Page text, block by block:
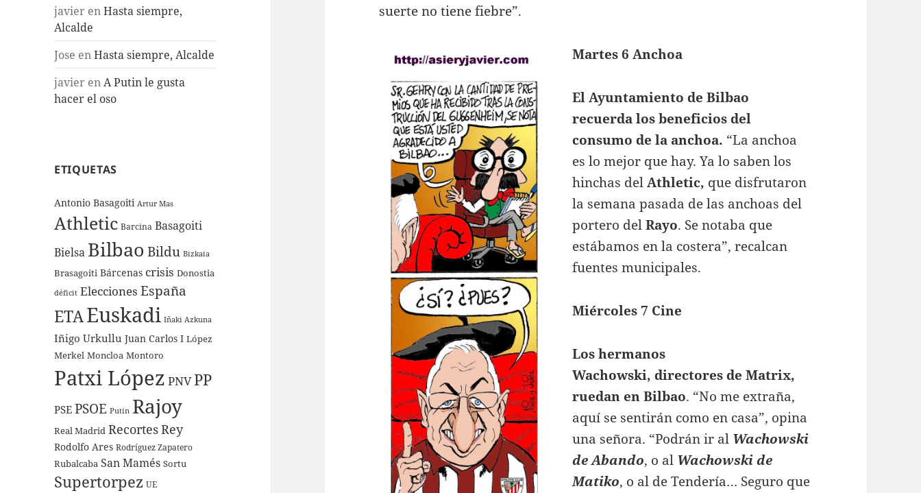
javier enHasta siempre,
Alcalde
Jose enHasta siempre, Alcalde
javier enA Putin le gusta
hacer el oso
ETIQUETAS
Antonio Basagoiti Artur Mas
Athletic Barcina Basagoiti
Bielsa Bilbao Bildu Bizkaia
Brasagoiti Bárcenas crisis Donostia
déficit Elecciones España
ETAEuskadi Iñaki Azkuna
Iñigo Urkullu Juan Carlos I López
Merkel Moncloa Montoro
Patxi López PNVPP
PSE PSOE Putin Rajoy
Real Madrid RecortesRey
Rodolfo Ares Rodríguez Zapatero
Rubalcaba San Mamés Sortu
Supertorpez UE
suerte no tiene fiebre”.
Martes 6 Anchoa
El Ayuntamiento de Bilbao
recuerda los beneficios del
consumo de la anchoa. “La anchoa
es lo mejor que hay. Ya lo saben los
hinchas delAthletic, que disfrutaron
la semana pasada de las anchoas del
portero delRayo. Se notaba que
estábamos en la costera”, recalcan
fuentes municipales.
Miércoles 7 Cine
Los hermanos
Wachowski, directores de Matrix,
ruedan en Bilbao. “No me extraña,
aquí se sentirán como en casa”, opina
una señora. “Podrán ir al Wachowski
de Abando, o al Wachowskide
Matiko, o al de Tendería… Seguro que